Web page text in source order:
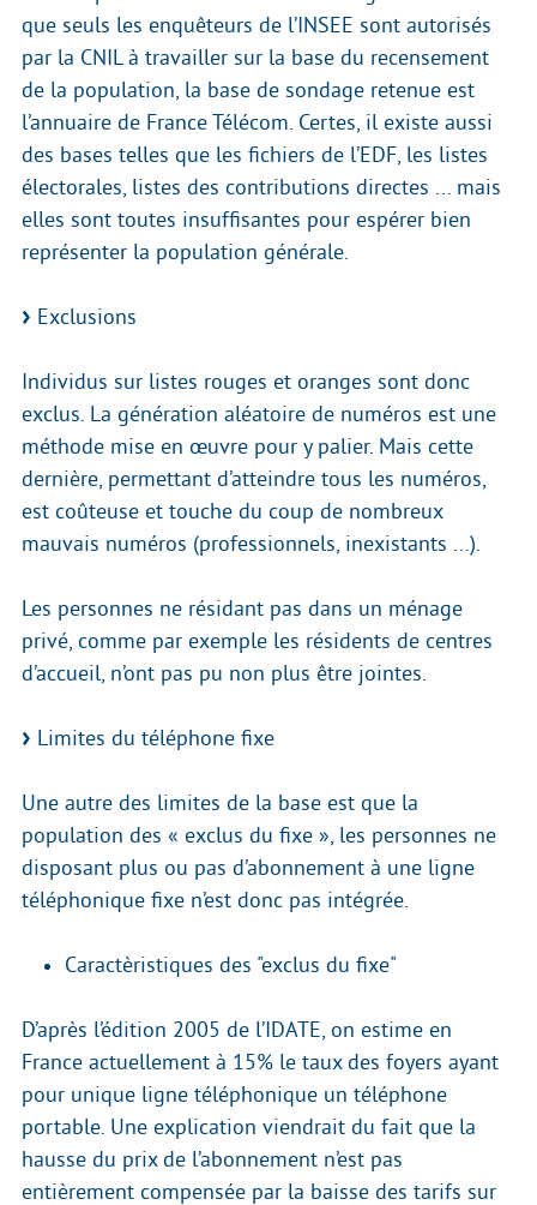
que seuls les enquêteurs de l’INSEE sont autorisés
par la CNIL à travailler sur la base du recensement
de la population, la base de sondage retenue est
l’annuaire de France Télécom. Certes, il existe aussi
des bases telles que les fichiers de l’EDF, les listes
électorales, listes des contributions directes ... mais
elles sont toutes insuffisantes pour espérer bien
représenter la population générale.
Exclusions
Individus sur listes rouges et oranges sont donc
exclus. La génération aléatoire de numéros est une
méthode mise en œuvre pour y palier. Mais cette
dernière, permettant d’atteindre tous les numéros,
est coûteuse et touche du coup de nombreux
mauvais numéros (professionnels, inexistants ...).
Les personnes ne résidant pas dans un ménage
privé, comme par exemple les résidents de centres
d’accueil, n’ont pas pu non plus être jointes.
Limites du téléphone fixe
Une autre des limites de la base est que la
population des « exclus du fixe », les personnes ne
disposant plus ou pas d’abonnement à une ligne
téléphonique fixe n’est donc pas intégrée.
Caractèristiques des "exclus du fixe"
D’après l’édition 2005 de l’IDATE, on estime en
France actuellement à 15% le taux des foyers ayant
pour unique ligne téléphonique un téléphone
portable. Une explication viendrait du fait que la
hausse du prix de l’abonnement n’est pas
entièrement compensée par la baisse des tarifs sur